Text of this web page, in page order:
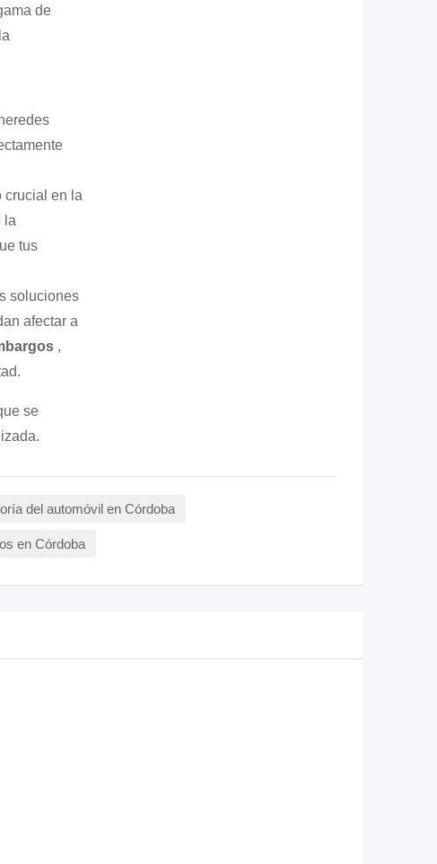
de
crucial en la
la
tus
soluciones
afectar a
,
se
del automóvil en Córdoba
en Córdoba